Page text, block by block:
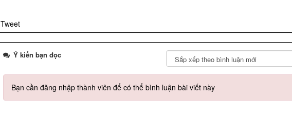
Tweet
Ý kiến bạn đọc
Bạn cần đăng nhập thành viên để có thể bình luận bài viết này